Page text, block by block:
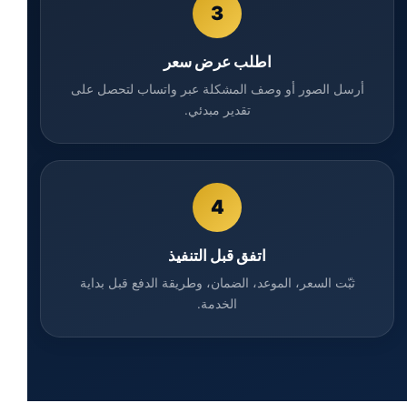
3
اطلب عرض سعر
أرسل الصور أو وصف المشكلة عبر واتساب لتحصل على
تقدير مبدئي.
4
اتفق قبل التنفيذ
ثبّت السعر، الموعد، الضمان، وطريقة الدفع قبل بداية
الخدمة.